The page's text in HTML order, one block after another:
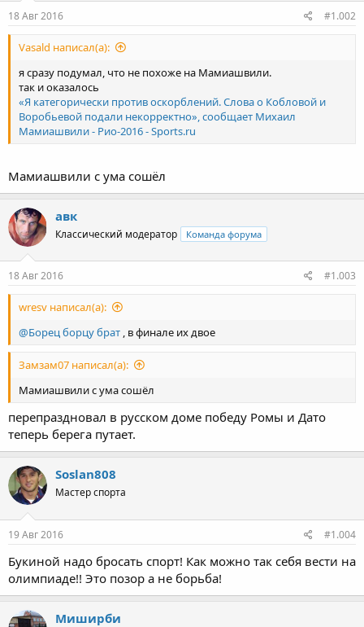
18 Авг 2016 #1.002
Vasald написал(а):
я сразу подумал, что не похоже на Мамиашвили.
так и оказалось
«Я категорически против оскорблений. Слова о Кобловой и
Воробьевой подали некорректно», сообщает Михаил
Мамиашвили - Рио-2016 - Sports.ru
Мамиашвили с ума сошёл
авк
Классический модератор Команда форума
18 Авг 2016 #1.003
wresv написал(а):
@Борец борцу брат , в финале их двое
Замзам07 написал(а):
Мамиашвили с ума сошёл
перепраздновал в русском доме победу Ромы и Дато
теперь берега путает.
Soslan808
Мастер спорта
19 Авг 2016 #1.004
Букиной надо бросать спорт! Как можно так себя вести на
олимпиаде!! Это позор а не борьба!
Миширби